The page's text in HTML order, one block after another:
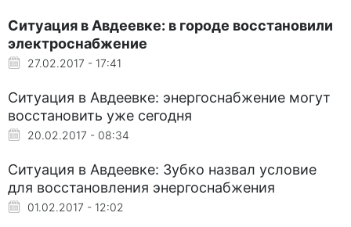
Ситуация в Авдеевке: в городе восстановили
электроснабжение
27.02.2017 - 17:41
Ситуация в Авдеевке: энергоснабжение могут
восстановить уже сегодня
20.02.2017 - 08:34
Ситуация в Авдеевке: Зубко назвал условие
для восстановления энергоснабжения
01.02.2017 - 12:02